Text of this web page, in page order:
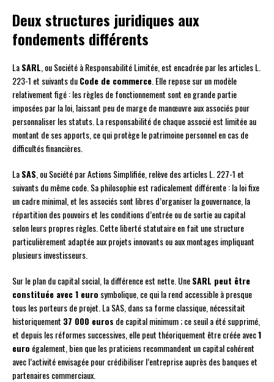
Deux structures juridiques aux
fondements différents
LaSARL , ou Société à Responsabilité Limitée, est encadrée par les articles L.
223-1 et suivants duCode de commerce . Elle repose sur un modèle
relativement figé : les règles de fonctionnement sont en grande partie
imposées par la loi, laissant peu de marge de manœuvre aux associés pour
personnaliser les statuts. La responsabilité de chaque associé est limitée au
montant de ses apports, ce qui protège le patrimoine personnel en cas de
difficultés financières.
LaSAS , ou Société par Actions Simplifiée, relève des articles L. 227-1 et
suivants du même code. Sa philosophie est radicalement différente : la loi fixe
un cadre minimal, et les associés sont libres d’organiser la gouvernance, la
répartition des pouvoirs et les conditions d’entrée ou de sortie au capital
selon leurs propres règles. Cette liberté statutaire en fait une structure
particulièrement adaptée aux projets innovants ou aux montages impliquant
plusieurs investisseurs.
Sur le plan du capital social, la différence est nette. UneSARL peut être
constituée avec 1 euro symbolique, ce qui la rend accessible à presque
tous les porteurs de projet. La SAS, dans sa forme classique, nécessitait
historiquement 37 000 euros de capital minimum ; ce seuil a été supprimé,
et depuis les réformes successives, elle peut théoriquement être créée avec1
euro également, bien que les praticiens recommandent un capital cohérent
avec l’activité envisagée pour crédibiliser l’entreprise auprès des banques et
partenaires commerciaux.